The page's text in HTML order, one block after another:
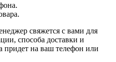
свяжется с вами для
способа доставки и
придет на ваш телефон или